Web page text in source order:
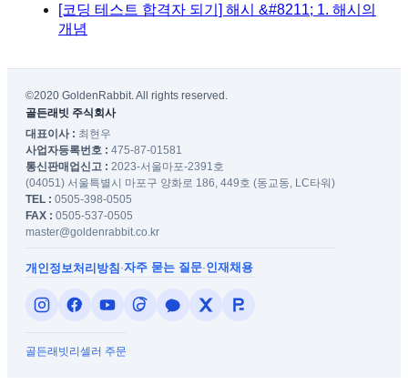
[코딩 테스트 합격자 되기] 해시 &#8211; 1. 해시의
개념
©2020 GoldenRabbit. All rights reserved.
골든래빗 주식회사
대표이사 : 최현우
사업자등록번호 : 475-87-01581
통신판매업신고 : 2023-서울마포-2391호
(04051) 서울특별시 마포구 양화로 186, 449호 (동교동, LC타워)
TEL : 0505-398-0505
FAX : 0505-537-0505
master@goldenrabbit.co.kr
개인정보처리방침·자주 묻는 질문·인재채용
골든래빗리셀러 주문